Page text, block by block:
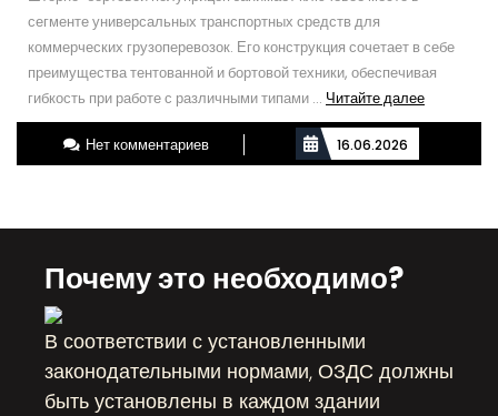
сегменте универсальных транспортных средств для
коммерческих грузоперевозок. Его конструкция сочетает в себе
преимущества тентованной и бортовой техники, обеспечивая
гибкость при работе с различными типами ... Читайте далееЧитайте
далее
Нет комментариев
16.06.2026
Почему это необходимо?
В соответствии с установленными
законодательными нормами, ОЗДС должны
быть установлены в каждом здании